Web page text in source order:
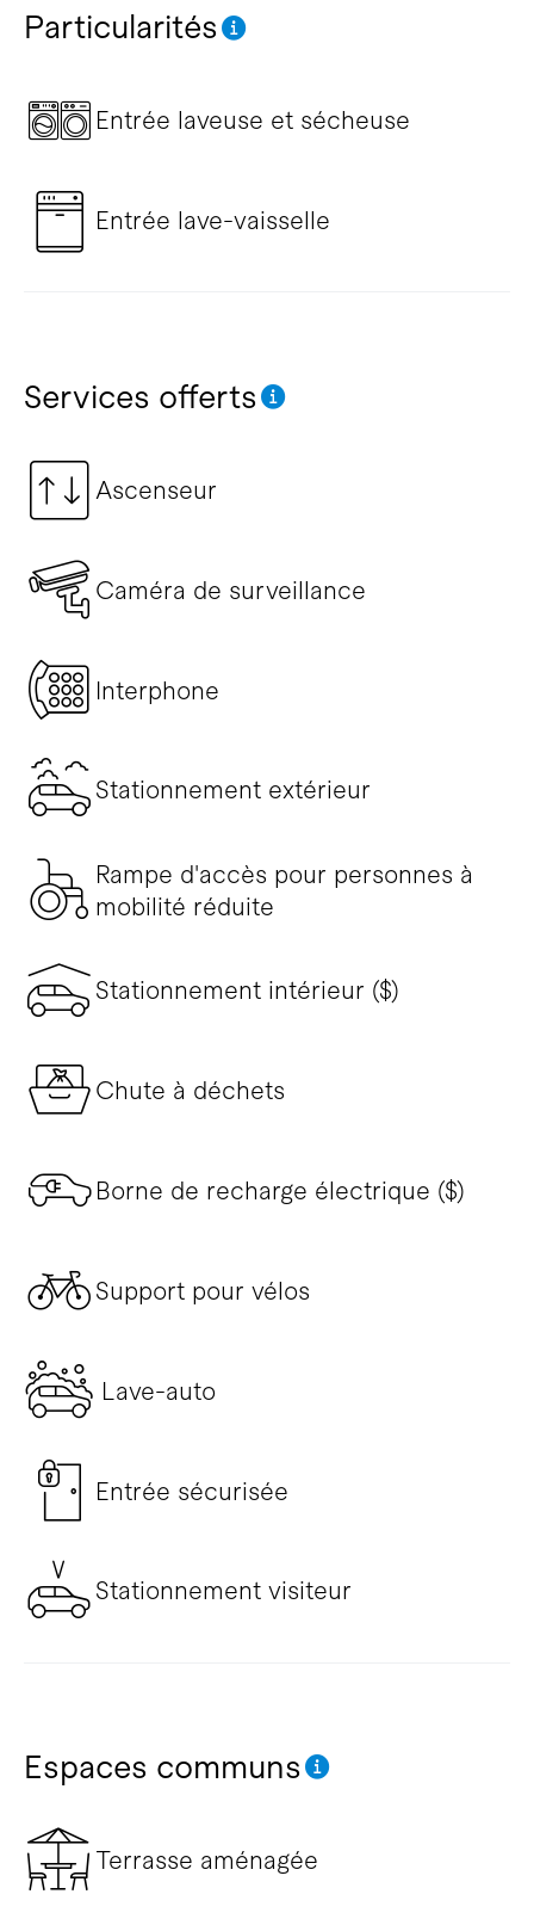
Particularités
Entrée laveuse et sécheuse
Entrée lave-vaisselle
Services offerts
Ascenseur
Caméra de surveillance
Interphone
Stationnement extérieur
Rampe d'accès pour personnes à
mobilité réduite
Stationnement intérieur ($)
Chute à déchets
Borne de recharge électrique ($)
Support pour vélos
Lave-auto
Entrée sécurisée
Stationnement visiteur
Espaces communs
Terrasse aménagée